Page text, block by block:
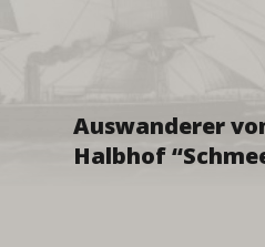
Auswanderer
Halbhof